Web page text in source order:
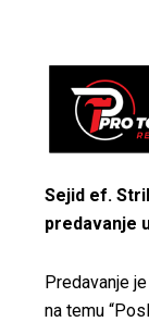
Sejid ef.
predavanje
Predavanje
na temu